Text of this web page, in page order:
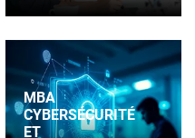
MBA
CYBERSÉCURITÉ
ET